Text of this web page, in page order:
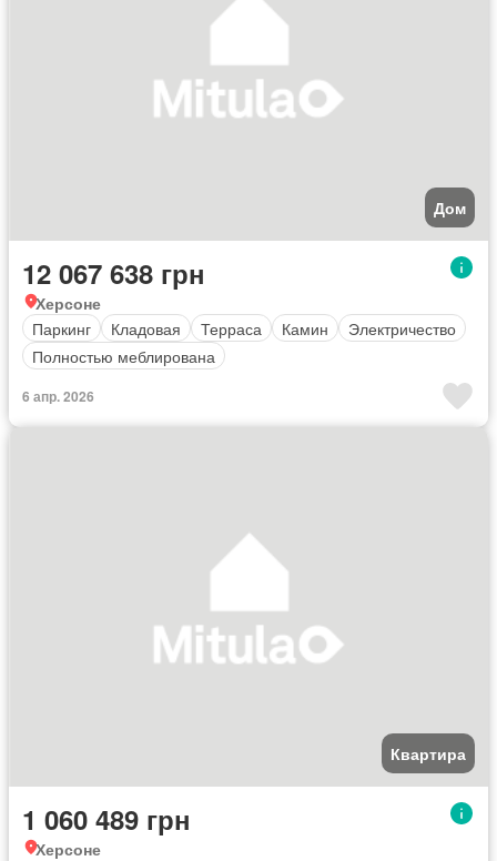
Дом
12 067 638 грн
Херсоне
Паркинг
Кладовая Терраса Камин
Электричество
Полностью меблирована
6 апр. 2026
Квартира
1 060 489 грн
Херсоне